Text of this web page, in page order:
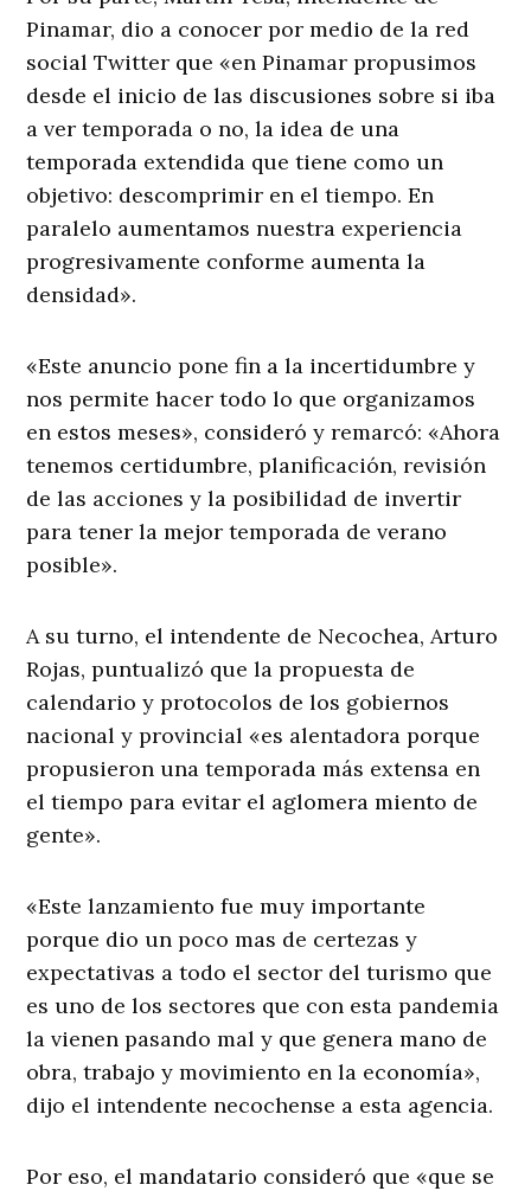
Pinamar, dio a conocer por medio de la red
social Twitter que «en Pinamar propusimos
desde el inicio de las discusiones sobre si iba
a ver temporada o no, la idea de una
temporada extendida que tiene como un
objetivo: descomprimir en el tiempo. En
paralelo aumentamos nuestra experiencia
progresivamente conforme aumenta la
densidad».
«Este anuncio pone fin a la incertidumbre y
nos permite hacer todo lo que organizamos
en estos meses», consideró y remarcó: «Ahora
tenemos certidumbre, planificación, revisión
de las acciones y la posibilidad de invertir
para tener la mejor temporada de verano
posible».
A su turno, el intendente de Necochea, Arturo
Rojas, puntualizó que la propuesta de
calendario y protocolos de los gobiernos
nacional y provincial «es alentadora porque
propusieron una temporada más extensa en
el tiempo para evitar el aglomera miento de
gente».
«Este lanzamiento fue muy importante
porque dio un poco mas de certezas y
expectativas a todo el sector del turismo que
es uno de los sectores que con esta pandemia
la vienen pasando mal y que genera mano de
obra, trabajo y movimiento en la economía»,
dijo el intendente necochense a esta agencia.
Por eso, el mandatario consideró que «que se